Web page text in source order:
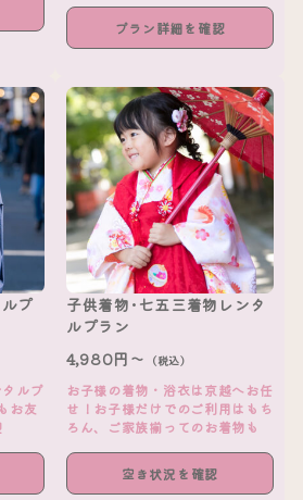
プラン詳細を確認
プ
ルプ
お友
子供着物･七五三着物レンタ
ルプラン
4,980円～ （税込）
お子様の着物・浴衣は京越へお任
せ！お子様だけでのご利用はもち
ろん、ご家族揃ってのお着物も
空き状況を確認